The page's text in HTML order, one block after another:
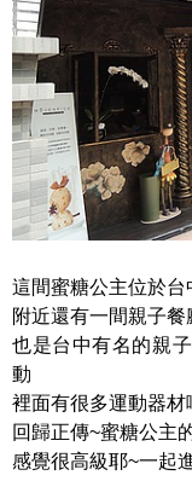
這間蜜糖公主位於
附近還有一間親子餐
也是台中有名的親
動
裡面有很多運動器材
回歸正傳~蜜糖公主
感覺很高級耶~一起